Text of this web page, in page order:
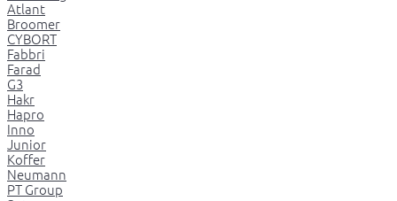
Atlant
Broomer
CYBORT
Fabbri
Farad
G3
Hakr
Hapro
Inno
Junior
Koffer
Neumann
PT Group